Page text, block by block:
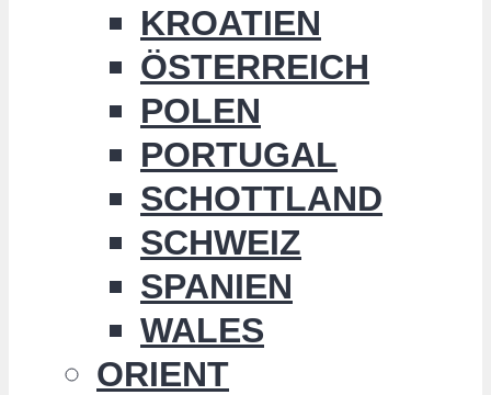
KROATIEN
ÖSTERREICH
POLEN
PORTUGAL
SCHOTTLAND
SCHWEIZ
SPANIEN
WALES
ORIENT